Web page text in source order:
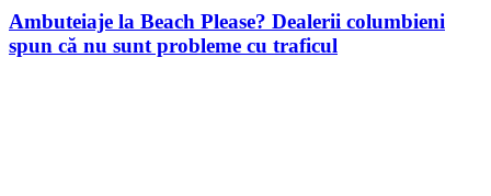
Ambuteiaje la Beach Please? Dealerii columbieni
spun că nu sunt probleme cu traficul